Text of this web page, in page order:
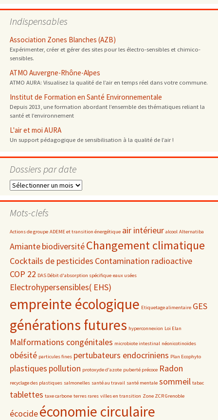
Indispensables
Association Zones Blanches (AZB)
Expérimenter, créer et gérer des sites pour les électro-sensibles et chimico-
sensibles.
ATMO Auvergne-Rhône-Alpes
ATMO AURA: Visualisez la qualité de l’air en temps réel dans votre commune.
Institut de Formation en Santé Environnementale
Depuis 2013, une formation abordant l’ensemble des thématiques reliant la
santé et l’environnement
L'air et moi AURA
Un support pédagogique de sensibilisation à la qualité de l’air !
Dossiers par date
Dossiers
date
Mots-clefs
Actions de groupe ADEME et transition énergétique air intérieur alcool Alternatiba
AmiantebiodiversitéChangement climatique
Cocktails de pesticides Contamination radioactive
COP 22 DAS Débit d'absorption spécifique eaux usées
Electrohypersensibles( EHS)
empreinte écologique Etiquetage alimentaire GES
générations futures hyperconnexion Loi Elan
Malformations congénitales microbiote intestinal néonicotinoïdes
obésité particules fines pertubateurs endocriniens Plan Ecophyto
plastiques pollution protoxyde d'azote puberté précoce Radon
recyclage des plastiques salmonelles santé au travail santé mentale sommeil tabac
tablettes taxe carbone terres rares villes en transition Zone ZCR Grenoble
écocideéconomie circulaire